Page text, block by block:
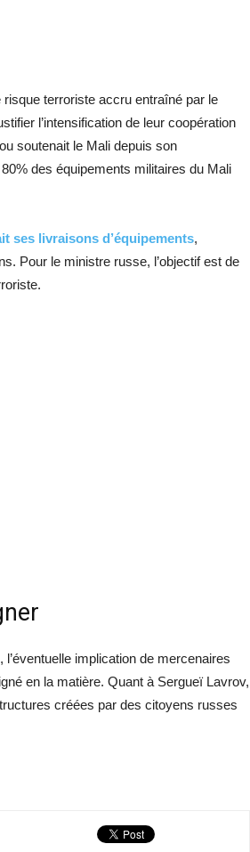
terroriste accru entraîné par le
l’intensification de leur coopération
soutenait le Mali depuis son
des équipements militaires du Mali
ses livraisons d’équipements,
Pour le ministre russe, l’objectif est de
implication de mercenaires
en la matière. Quant à Sergueï Lavrov,
créées par des citoyens russes